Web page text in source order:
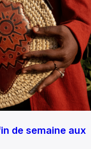
de semaine aux